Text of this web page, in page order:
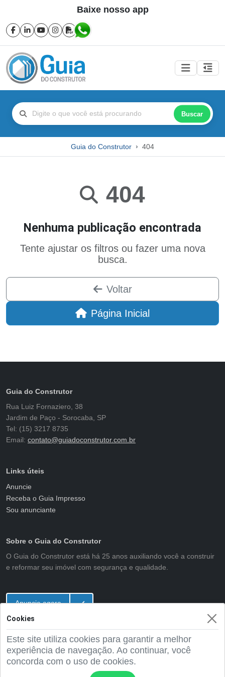
Baixe nosso app
Buscar
Guia do Construtor 404
404
Nenhuma publicação encontrada
Tente ajustar os filtros ou fazer uma nova
busca.
Voltar
Página Inicial
Guia do Construtor
Rua Luiz Fornaziero, 38
Jardim de Paço - Sorocaba, SP
Tel: (15) 3217 8735
Email: contato@guiadoconstrutor.com.br
Links úteis
Anuncie
Receba o Guia Impresso
Sou anunciante
Sobre o Guia do Construtor
O Guia do Construtor está há 25 anos auxiliando você a construir
e reformar seu imóvel com segurança e qualidade.
Anuncie agora
2001 - 2026 Guia do Construtor
Cookies
Este site utiliza cookies para garantir a melhor
experiência de navegação. Ao continuar, você
concorda com o uso de cookies.